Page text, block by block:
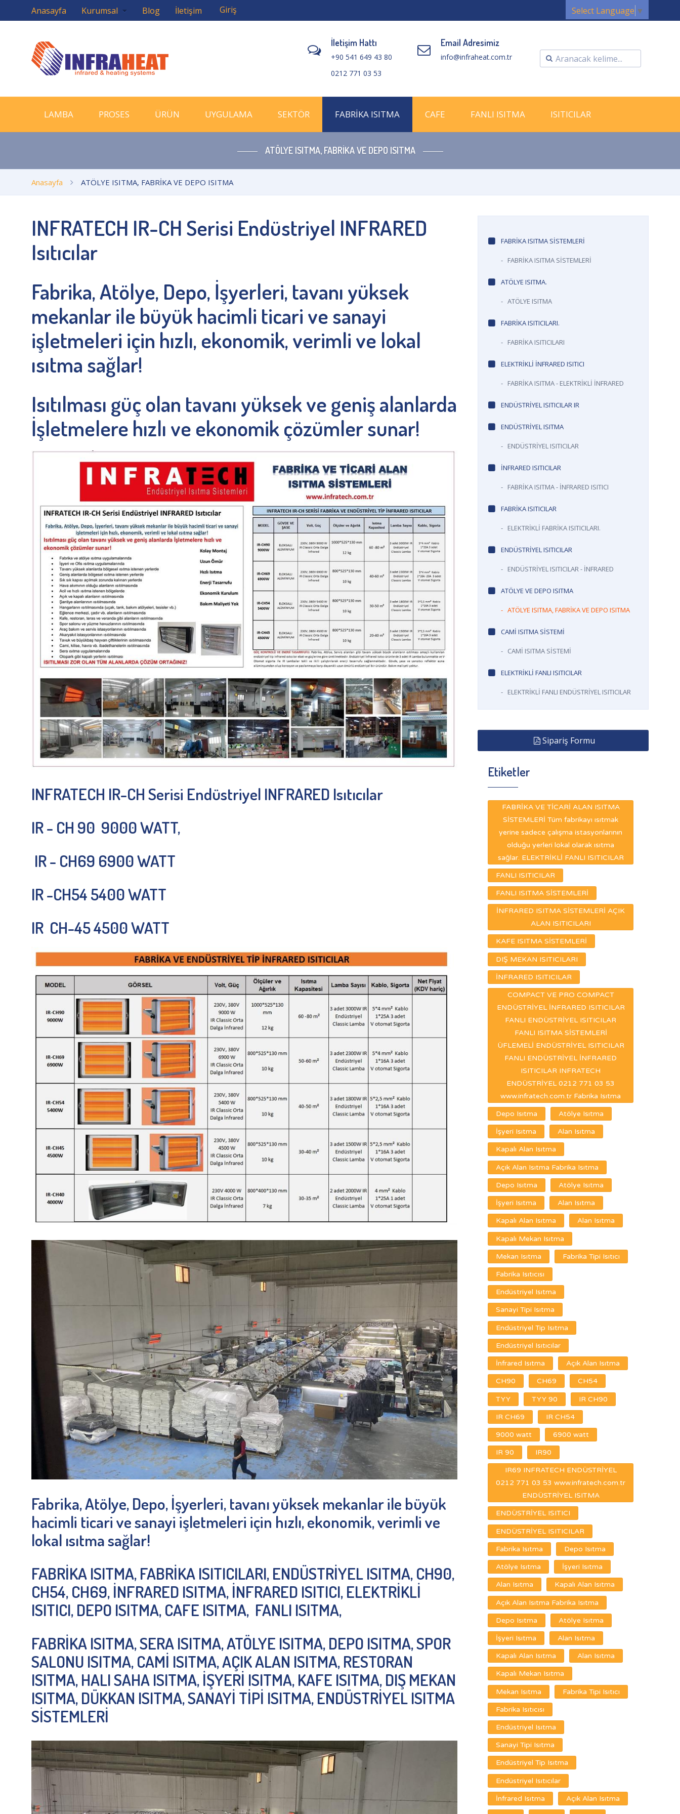
Anasayfa Kurumsal Blog İletişim Giriş Select Language ▼
İletişim Hattı
+90 541 649 43 80
0212 771 03 53
Email Adresimiz
info@infraheat.com.tr
LAMBA PROSES ÜRÜN UYGULAMA SEKTÖR FABRİKA ISITMA CAFE FANLI ISITMA ISITICILAR
ATÖLYE ISITMA, FABRİKA VE DEPO ISITMA
Anasayfa ATÖLYE ISITMA, FABRİKA VE DEPO ISITMA
INFRATECH IR-CH Serisi Endüstriyel INFRARED
Isıtıcılar
Fabrika, Atölye, Depo, İşyerleri, tavanı yüksek
mekanlar ile büyük hacimli ticari ve sanayi
işletmeleri için hızlı, ekonomik, verimli ve lokal
ısıtma sağlar!
Isıtılması güç olan tavanı yüksek ve geniş alanlarda
İşletmelere hızlı ve ekonomik çözümler sunar!
INFRATECH IR-CH Serisi Endüstriyel INFRARED Isıtıcılar
IR - CH 90 9000 WATT,
IR - CH69 6900 WATT
IR -CH54 5400 WATT
IR CH-45 4500 WATT
Fabrika, Atölye, Depo, İşyerleri, tavanı yüksek mekanlar ile büyük
hacimli ticari ve sanayi işletmeleri için hızlı, ekonomik, verimli ve
lokal ısıtma sağlar!
FABRİKA ISITMA, FABRİKA ISITICILARI, ENDÜSTRİYEL ISITMA, CH90,
CH54, CH69, İNFRARED ISITMA, İNFRARED ISITICI, ELEKTRİKLİ
ISITICI, DEPO ISITMA, CAFE ISITMA, FANLI ISITMA,
FABRİKA ISITMA, SERA ISITMA, ATÖLYE ISITMA, DEPO ISITMA, SPOR
SALONU ISITMA, CAMİ ISITMA, AÇIK ALAN ISITMA, RESTORAN
ISITMA, HALI SAHA ISITMA, İŞYERİ ISITMA, KAFE ISITMA, DIŞ MEKAN
ISITMA, DÜKKAN ISITMA, SANAYİ TİPİ ISITMA, ENDÜSTRİYEL ISITMA
SİSTEMLERİ
FABRİKA ISITMA SİSTEMLERİ
- FABRİKA ISITMA SİSTEMLERİ
ATÖLYE ISITMA.
- ATÖLYE ISITMA
FABRİKA ISITICILARI.
- FABRİKA ISITICILARI
ELEKTRİKLİ İNFRARED ISITICI
- FABRİKA ISITMA - ELEKTRİKLİ İNFRARED
ENDÜSTRİYEL ISITICILAR IR
ENDÜSTRİYEL ISITMA
- ENDÜSTRİYEL ISITICILAR
İNFRARED ISITICILAR
- FABRİKA ISITMA - İNFRARED ISITICI
FABRİKA ISITICILAR
- ELEKTRİKLİ FABRİKA ISITICILARI.
ENDÜSTRİYEL ISITICILAR
- ENDÜSTRİYEL ISITICILAR - İNFRARED
ATÖLYE VE DEPO ISITMA
- ATÖLYE ISITMA, FABRİKA VE DEPO ISITMA
CAMİ ISITMA SİSTEMİ
- CAMİ ISITMA SİSTEMİ
ELEKTRİKLİ FANLI ISITICILAR
- ELEKTRİKLİ FANLI ENDÜSTRİYEL ISITICILAR
Sipariş Formu
Etiketler
FABRİKA VE TİCARİ ALAN ISITMA
SİSTEMLERİ Tüm fabrikayı ısıtmak
yerine sadece çalışma istasyonlarının
olduğu yerleri lokal olarak ısıtma
sağlar. ELEKTRİKLİ FANLI ISITICILAR
FANLI ISITICILAR
FANLI ISITMA SİSTEMLERİ
İNFRARED ISITMA SİSTEMLERİ AÇIK
ALAN ISITICILARI
KAFE ISITMA SİSTEMLERİ
DIŞ MEKAN ISITICILARI
İNFRARED ISITICILAR
COMPACT VE PRO COMPACT
ENDÜSTRİYEL İNFRARED ISITICILAR
FANLI ENDÜSTRİYEL ISITICILAR
FANLI ISITMA SİSTEMLERİ
ÜFLEMELİ ENDÜSTRİYEL ISITICILAR
FANLI ENDÜSTRİYEL İNFRARED
ISITICILAR INFRATECH
ENDÜSTRİYEL 0212 771 03 53
www.infratech.com.tr Fabrika Isıtma
Depo Isıtma Atölye Isıtma
İşyeri Isıtma Alan Isıtma
Kapalı Alan Isıtma
Açık Alan Isıtma Fabrika Isıtma
Depo Isıtma Atölye Isıtma
İşyeri Isıtma Alan Isıtma
Kapalı Alan Isıtma Alan Isıtma
Kapalı Mekan Isıtma
Mekan Isıtma Fabrika Tipi Isıtıcı
Fabrika Isıtıcısı
Endüstriyel Isıtma
Sanayi Tipi Isıtma
Endüstriyel Tip Isıtma
Endüstriyel Isıtıcılar
İnfrared Isıtma Açık Alan Isıtma
CH90 CH69 CH54
TYY TYY 90 IR CH90
IR CH69 IR CH54
9000 watt 6900 watt
IR 90 IR90
IR69 INFRATECH ENDÜSTRİYEL
0212 771 03 53 www.infratech.com.tr
ENDÜSTRİYEL ISITMA
ENDÜSTRİYEL ISITICI
ENDÜSTRİYEL ISITICILAR
Fabrika Isıtma Depo Isıtma
Atölye Isıtma İşyeri Isıtma
Alan Isıtma Kapalı Alan Isıtma
Açık Alan Isıtma Fabrika Isıtma
Depo Isıtma Atölye Isıtma
İşyeri Isıtma Alan Isıtma
Kapalı Alan Isıtma Alan Isıtma
Kapalı Mekan Isıtma
Mekan Isıtma Fabrika Tipi Isıtıcı
Fabrika Isıtıcısı
Endüstriyel Isıtma
Sanayi Tipi Isıtma
Endüstriyel Tip Isıtma
Endüstriyel Isıtıcılar
İnfrared Isıtma Açık Alan Isıtma